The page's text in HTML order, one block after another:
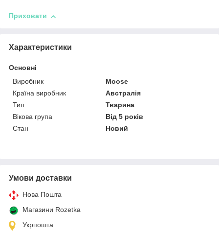
Приховати
Характеристики
Основні
Виробник
Moose
Країна виробник
Австралія
Тип
Тварина
Вікова група
Від 5 років
Стан
Новий
Умови доставки
Нова Пошта
Магазини Rozetka
Укрпошта